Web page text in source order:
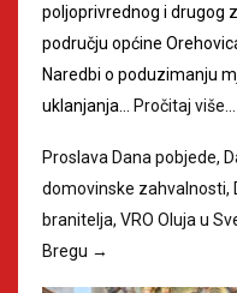
poljoprivrednog i drugog
području općine
Naredbi o poduzimanju
uklanjanja…
Pročitaj više…
Proslava Dana pobjede,
domovinske zahvalnosti,
branitelja, VRO Oluja u
Bregu →